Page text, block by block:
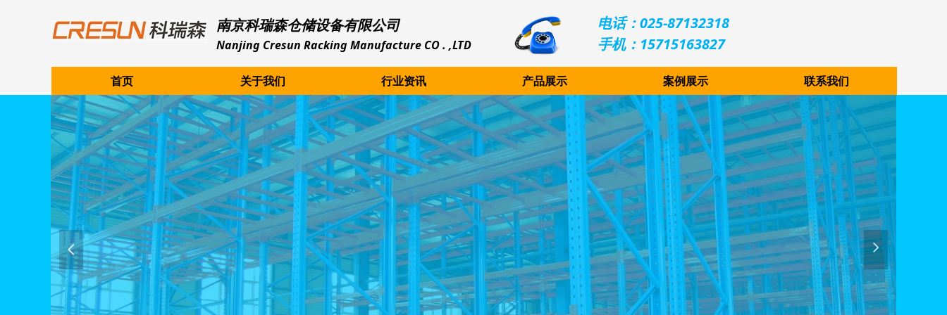
넳 넲
南京科瑞森仓储设备有限公司
Nanjing Cresun Racking Manufacture CO . ,LTD
电话：025-87132318
手机：15715163827
首页 关于我们 行业资讯 产品展示 案例展示 联系我们